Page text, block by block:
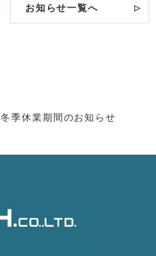
お知らせ一覧へ
冬季休業期間のお知らせ